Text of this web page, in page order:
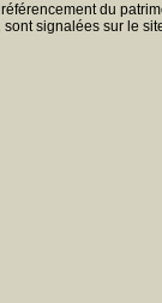
du
signalées sur le